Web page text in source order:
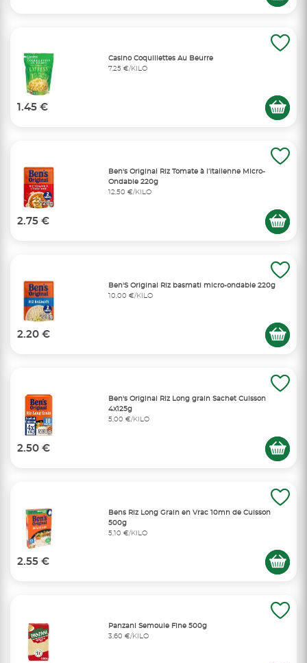
Casino Coquillettes Au Beurre
7,25 €/KILO
1.45 €
Ben's Original Riz Tomate à l’Italienne Micro-
Ondable 220g
12,50 €/KILO
2.75 €
Ben'S Original Riz basmati micro-ondable 220g
10,00 €/KILO
2.20 €
Ben's Original Riz Long grain Sachet Cuisson
4x125g
5,00 €/KILO
2.50 €
Bens Riz Long Grain en Vrac 10mn de Cuisson
500g
5,10 €/KILO
2.55 €
Panzani Semoule Fine 500g
3,60 €/KILO